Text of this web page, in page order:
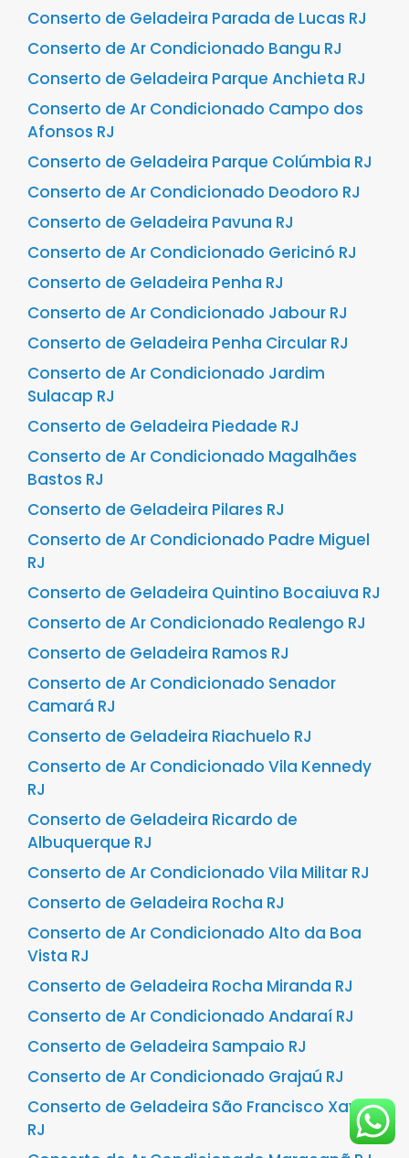
Conserto de Geladeira Parada de Lucas RJ
Conserto de Ar Condicionado Bangu RJ
Conserto de Geladeira Parque Anchieta RJ
Conserto de Ar Condicionado Campo dos
Afonsos RJ
Conserto de Geladeira Parque Colúmbia RJ
Conserto de Ar Condicionado Deodoro RJ
Conserto de Geladeira Pavuna RJ
Conserto de Ar Condicionado Gericinó RJ
Conserto de Geladeira Penha RJ
Conserto de Ar Condicionado Jabour RJ
Conserto de Geladeira Penha Circular RJ
Conserto de Ar Condicionado Jardim
Sulacap RJ
Conserto de Geladeira Piedade RJ
Conserto de Ar Condicionado Magalhães
Bastos RJ
Conserto de Geladeira Pilares RJ
Conserto de Ar Condicionado Padre Miguel
RJ
Conserto de Geladeira Quintino Bocaiuva RJ
Conserto de Ar Condicionado Realengo RJ
Conserto de Geladeira Ramos RJ
Conserto de Ar Condicionado Senador
Camará RJ
Conserto de Geladeira Riachuelo RJ
Conserto de Ar Condicionado Vila Kennedy
RJ
Conserto de Geladeira Ricardo de
Albuquerque RJ
Conserto de Ar Condicionado Vila Militar RJ
Conserto de Geladeira Rocha RJ
Conserto de Ar Condicionado Alto da Boa
Vista RJ
Conserto de Geladeira Rocha Miranda RJ
Conserto de Ar Condicionado Andaraí RJ
Conserto de Geladeira Sampaio RJ
Conserto de Ar Condicionado Grajaú RJ
Conserto de Geladeira São Francisco Xavier
RJ